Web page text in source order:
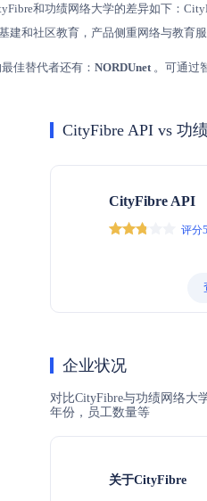
和功绩网络大学的差异如下：
建和社区教育，产品侧重网络与教育服
佳替代者还有： NORDUnet 。可通过
CityFibre API vs 功
CityFibre API
评分
企业状况
对比CityFibre与功绩网络大
年份，员工数量等
关于CityFibre